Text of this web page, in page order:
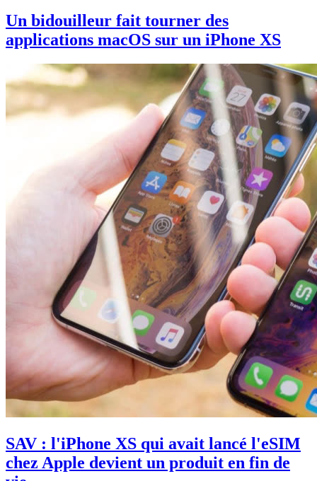
Un bidouilleur fait tourner des
applications macOS sur un iPhone XS
SAV : l'iPhone XS qui avait lancé l'eSIM
chez Apple devient un produit en fin de